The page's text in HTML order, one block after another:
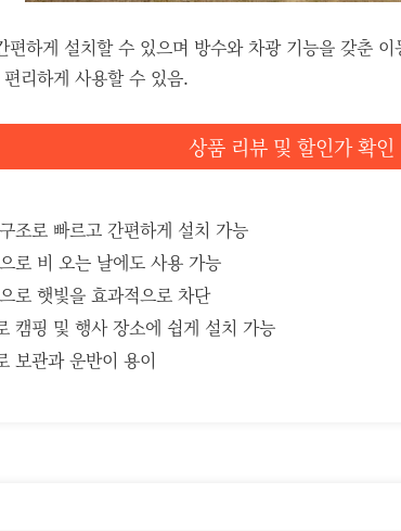
편하게 설치할 수 있으며 방수와 차광 기능을 갖춘
리하게 사용할 수 있음.
상품 리뷰 및 할인가 확인
조로 빠르고 간편하게 설치 가능
로 비 오는 날에도 사용 가능
로 햇빛을 효과적으로 차단
캠핑 및 행사 장소에 쉽게 설치 가능
보관과 운반이 용이